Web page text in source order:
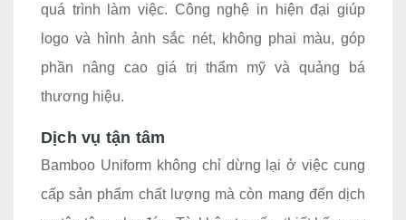
quá trình làm việc. Công nghệ in hiện đại giúp
logo và hình ảnh sắc nét, không phai màu, góp
phần nâng cao giá trị thẩm mỹ và quảng bá
thương hiệu.
Dịch vụ tận tâm
Bamboo Uniform không chỉ dừng lại ở việc cung
cấp sản phẩm chất lượng mà còn mang đến dịch